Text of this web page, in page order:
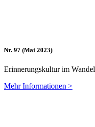
Nr. 97 (Mai 2023)
Er­in­ne­rungs­kul­tur im Wandel
Mehr In­for­ma­tio­nen >